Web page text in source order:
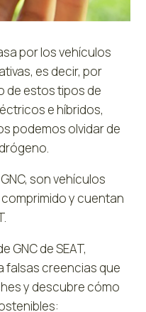
por los vehículos
es decir, por
de estos tipos de
e híbridos,
podemos olvidar de
son vehículos
y cuentan
GNC de SEAT,
falsas creencias que
y descubre cómo